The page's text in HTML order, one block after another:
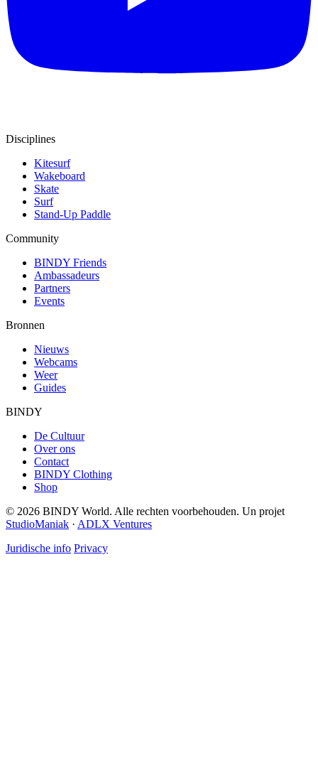
Disciplines
Kitesurf
Wakeboard
Skate
Surf
Stand-Up Paddle
Community
BINDY Friends
Ambassadeurs
Partners
Events
Bronnen
Nieuws
Webcams
Weer
Guides
BINDY
De Cultuur
Over ons
Contact
BINDY Clothing
Shop
© 2026 BINDY World. Alle rechten voorbehouden. Un projet
StudioManiak · ADLX Ventures
Juridische info Privacy